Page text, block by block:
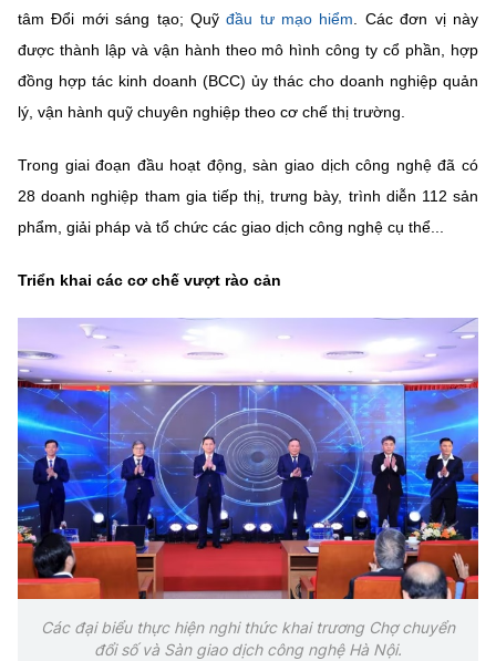
tâm Đổi mới sáng tạo; Quỹđầu tư mạo hiểm . Các đơn vị này
được thành lập và vận hành theo mô hình công ty cổ phần, hợp
đồng hợp tác kinh doanh (BCC) ủy thác cho doanh nghiệp quản
lý, vận hành quỹ chuyên nghiệp theo cơ chế thị trường.
Trong giai đoạn đầu hoạt động, sàn giao dịch công nghệ đã có
28 doanh nghiệp tham gia tiếp thị, trưng bày, trình diễn 112 sản
phẩm, giải pháp và tổ chức các giao dịch công nghệ cụ thể...
Triển khai các cơ chế vượt rào cản
Các đại biểu thực hiện nghi thức khai trương Chợ chuyển
đổi số và Sàn giao dịch công nghệ Hà Nội.